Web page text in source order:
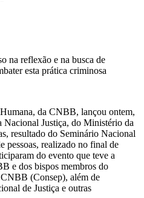
na reflexão e na busca de
esta prática criminosa
da CNBB, lançou ontem,
Nacional Justiça, do Ministério da
resultado do Seminário Nacional
pessoas, realizado no final de
do evento que teve a
e dos bispos membros do
(Consep), além de
de Justiça e outras